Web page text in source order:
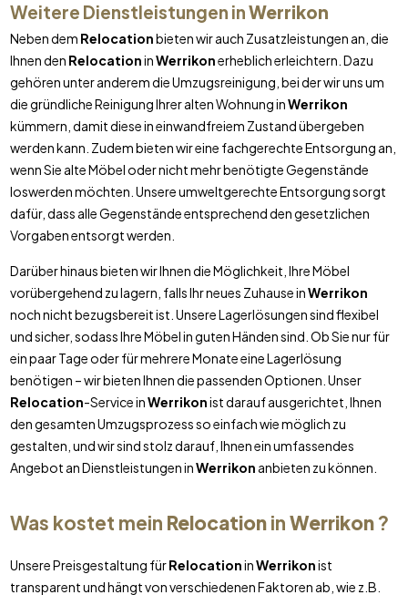
Weitere Dienstleistungen inWerrikon
Neben dem Relocationbieten wir auch Zusatzleistungen an, die
Ihnen den RelocationinWerrikonerheblich erleichtern. Dazu
gehören unter anderem die Umzugsreinigung, bei der wir uns um
die gründliche Reinigung Ihrer alten Wohnung inWerrikon
kümmern, damit diese in einwandfreiem Zustand übergeben
werden kann. Zudem bieten wir eine fachgerechte Entsorgung an,
wenn Sie alte Möbel oder nicht mehr benötigte Gegenstände
loswerden möchten. Unsere umweltgerechte Entsorgung sorgt
dafür, dass alle Gegenstände entsprechend den gesetzlichen
Vorgaben entsorgt werden.
Darüber hinaus bieten wir Ihnen die Möglichkeit, Ihre Möbel
vorübergehend zu lagern, falls Ihr neues Zuhause inWerrikon
noch nicht bezugsbereit ist. Unsere Lagerlösungen sind flexibel
und sicher, sodass Ihre Möbel in guten Händen sind. Ob Sie nur für
ein paar Tage oder für mehrere Monate eine Lagerlösung
benötigen – wir bieten Ihnen die passenden Optionen. Unser
Relocation-Service inWerrikonist darauf ausgerichtet, Ihnen
den gesamten Umzugsprozess so einfach wie möglich zu
gestalten, und wir sind stolz darauf, Ihnen ein umfassendes
Angebot an Dienstleistungen inWerrikon anbieten zu können.
Was kostet mein RelocationinWerrikon?
Unsere Preisgestaltung fürRelocationinWerrikonist
transparent und hängt von verschiedenen Faktoren ab, wie z.B.